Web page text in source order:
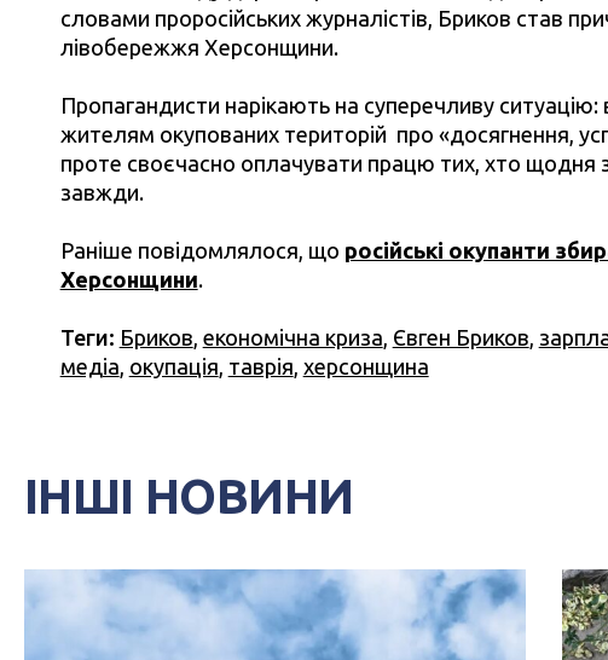
словами проросійських журналістів, Бриков став
лівобережжя Херсонщини.
Пропагандисти нарікають на суперечливу
жителям окупованих територій про «досягнення,
проте своєчасно оплачувати працю тих, хто
завжди.
Раніше повідомлялося, що російські окупанти
Херсонщини.
Теги: Бриков економічна криза Євген Бриков
медіа окупація таврія херсонщина
ІНШІ НОВИНИ